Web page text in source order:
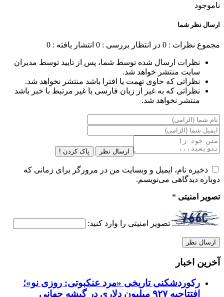
ناموجود
ارسال نظر شما
مجموع نظرات : 0 در انتظار بررسی : 0 انتشار یافته : 0
نظرات ارسال شده توسط شما، پس از تایید توسط مدیران
سایت منتشر خواهد شد.
نظراتی که حاوی تهمت یا افترا باشد منتشر نخواهد شد.
نظراتی که به غیر از زبان فارسی یا غیر مرتبط با خبر باشد
منتشر نخواهد شد.
ارسال نظر پاک کردن !
ذخیره نام، ایمیل و وبسایت من در مرورگر برای زمانی که
دوباره دیدگاهی می‌نویسم.
تصویر امنیتی *
تصویر امنیتی را وارد کنید:
آخرین اخبار
رکوردشکنی تاریخی «مرد عنکبوتی: روزی نو»؛
افتتاحیه ۹۲۷ میلیون دلاری در گیشه جهانی